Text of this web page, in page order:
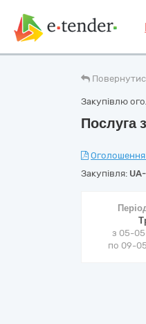
Закупівлю
Послуга
Закупівля:
з 05-
по 09-